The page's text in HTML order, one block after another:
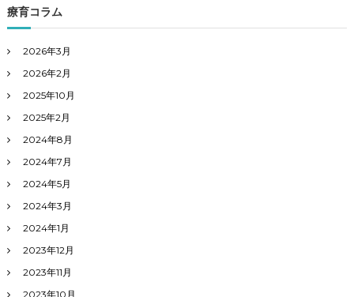
象
:
療育コラム
2026年3月
2026年2月
2025年10月
2025年2月
2024年8月
2024年7月
2024年5月
2024年3月
2024年1月
2023年12月
2023年11月
2023年10月